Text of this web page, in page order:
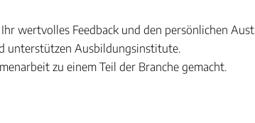
wertvolles Feedback und den persönlichen
unterstützen Ausbildungsinstitute.
zu einem Teil der Branche gemacht.